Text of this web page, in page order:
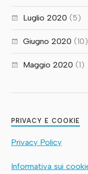
Luglio 2020 (5)
Giugno 2020 (10)
Maggio 2020 (1)
PRIVACY E COOKIE
Privacy Policy
Informativa sui